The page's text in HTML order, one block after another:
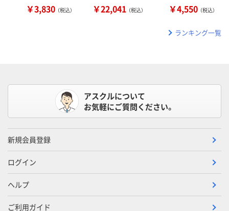
￥3,830 （税込） ￥22,041 （税込） ￥4,550 （税込）
ランキング一覧
アスクルについて
お気軽にご質問ください。
新規会員登録
ログイン
ヘルプ
ご利用ガイド